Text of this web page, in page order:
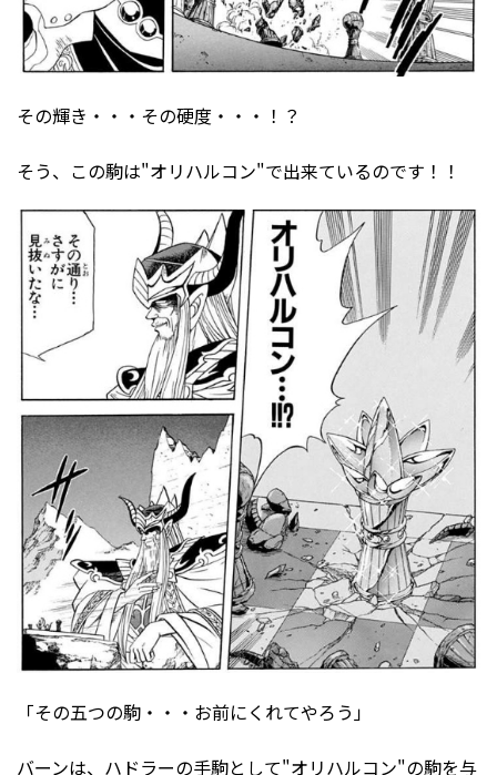
その輝き・・・その硬度・・・！？
そう、この駒は"オリハルコン"で出来ているのです！！
「その五つの駒・・・お前にくれてやろう」
バーンは、ハドラーの手駒として"オリハルコン"の駒を与